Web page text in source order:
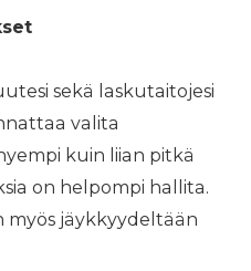
sekä laskutaitojesi
valita
kuin liian pitkä
on helpompi hallita.
myös jäykkyydeltään